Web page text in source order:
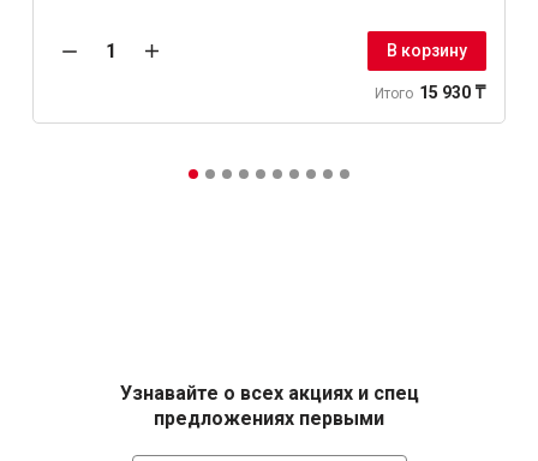
В корзину
Итого 15 930 ₸
Узнавайте о всех акциях и спец
предложениях первыми